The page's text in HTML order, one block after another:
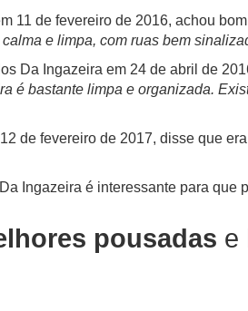
11 de fevereiro de 2016, achou
e limpa, com ruas bem
Da Ingazeira em 24 de abril de
é bastante limpa e organizada.
de fevereiro de 2017, disse que
Ingazeira é interessante para
pousadas e